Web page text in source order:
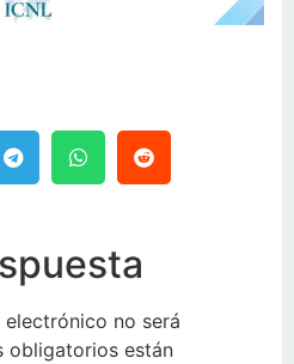
no será
obligatorios están